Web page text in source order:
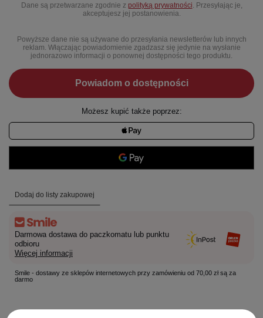
Dane są przetwarzane zgodnie z polityką prywatności . Przesyłając je,
akceptujesz jej postanowienia.
Powyższe dane nie są używane do przesyłania newsletterów lub innych
reklam. Włączając powiadomienie zgadzasz się jedynie na wysłanie
jednorazowo informacji o ponownej dostępności tego produktu.
Powiadom o dostępności
Możesz kupić także poprzez:
Dodaj do listy zakupowej
Darmowa dostawa do paczkomatu lub punktu
odbioru
Więcej informacji
Smile - dostawy ze sklepów internetowych przy zamówieniu od 70,00 zł są za
darmo